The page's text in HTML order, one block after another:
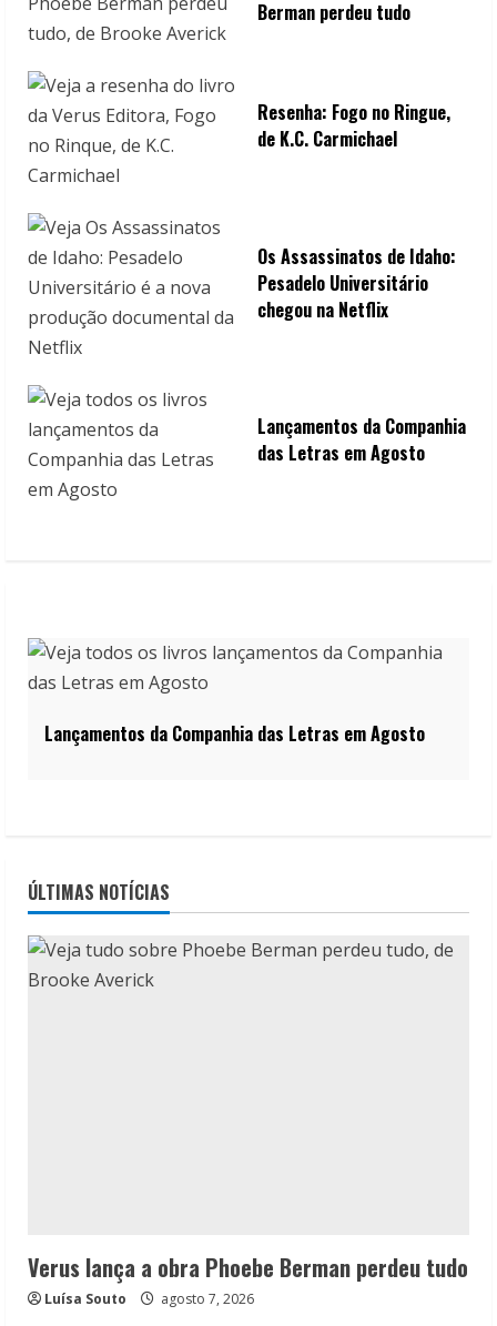
g
Berman perdeu tudo
Resenha: Fogo no Ringue,
de K.C. Carmichael
Os Assassinatos de Idaho:
Pesadelo Universitário
chegou na Netflix
Lançamentos da Companhia
das Letras em Agosto
Lançamentos da Companhia das Letras em Agosto
ÚLTIMAS NOTÍCIAS
Verus lança a obra Phoebe Berman perdeu tudo
Luísa Souto agosto 7, 2026